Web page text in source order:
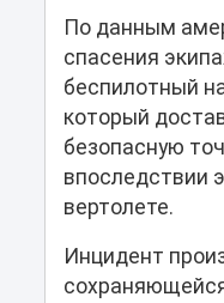
По данным
спасения
беспилотный
который
безопасную
впоследствии
вертолете.
Инцидент